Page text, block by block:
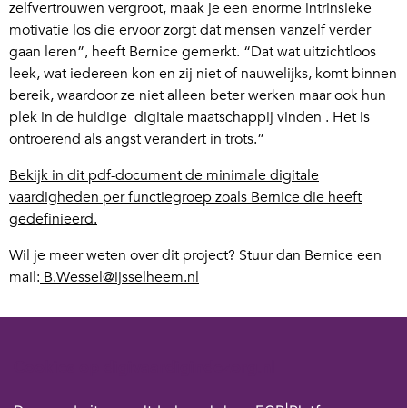
zelfvertrouwen vergroot, maak je een enorme intrinsieke
motivatie los die ervoor zorgt dat mensen vanzelf verder
gaan leren”, heeft Bernice gemerkt. “Dat wat uitzichtloos
leek, wat iedereen kon en zij niet of nauwelijks, komt binnen
bereik, waardoor ze niet alleen beter werken maar ook hun
plek in de huidige digitale maatschappij vinden . Het is
ontroerend als angst verandert in trots.”
Bekijk in dit pdf-document de minimale digitale
vaardigheden per functiegroep zoals Bernice die heeft
gedefinieerd.
Wil je meer weten over dit project? Stuur dan Bernice een
mail: B.Wessel@ijsselheem.nl